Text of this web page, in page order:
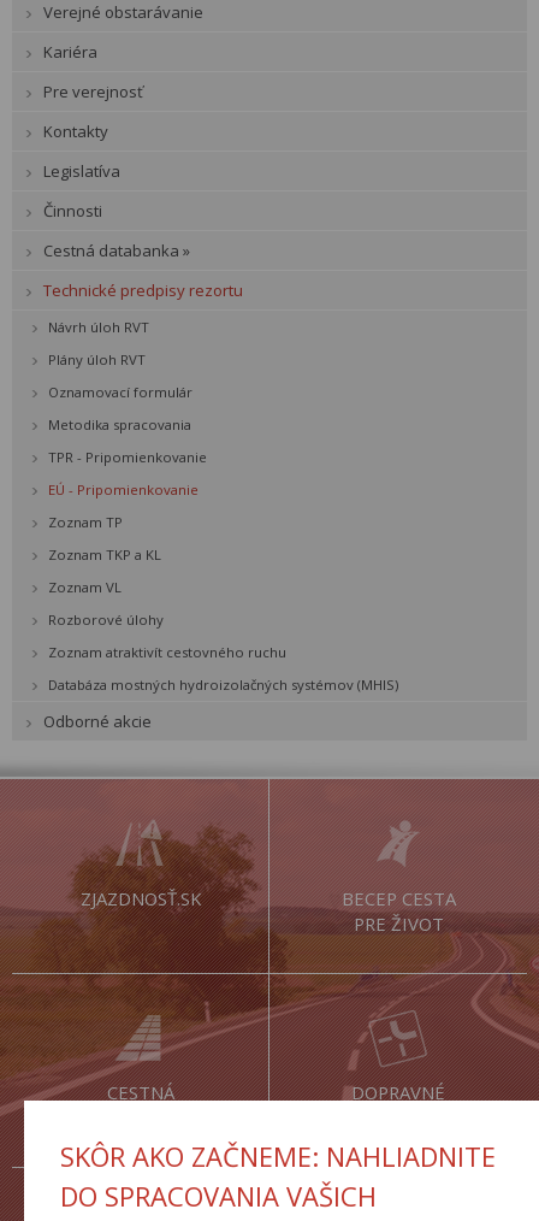
SKÔR AKO ZAČNEME: NAHLIADNITE
DO SPRACOVANIA VAŠICH
Verejné obstarávanie
Kariéra
Pre verejnosť
Kontakty
Legislatíva
Činnosti
Cestná databanka »
Technické predpisy rezortu
Návrh úloh RVT
Plány úloh RVT
Oznamovací formulár
Metodika spracovania
TPR - Pripomienkovanie
EÚ - Pripomienkovanie
Zoznam TP
Zoznam TKP a KL
Zoznam VL
Rozborové úlohy
Zoznam atraktivít cestovného ruchu
Databáza mostných hydroizolačných systémov (MHIS)
Odborné akcie
ZJAZDNOSŤ.SK
BECEP CESTA
PRE ŽIVOT
CESTNÁ
DOPRAVNÉ